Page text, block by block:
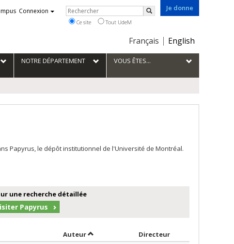
Je donne
Choix
la
langue
Français English
Connexion Rechercher
Rechercher
Ce site Tout UdeM
NOTRE DÉPARTEMENT VOUS ÊTES...
Papyrus, le dépôt institutionnel de l'Université de Montréal.
une recherche détaillée
Papyrus
AuteurTrier par auteur en ordre décroissant
Directeur